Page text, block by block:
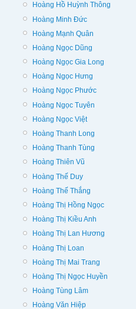
Hoàng Hồ Huỳnh Thông
Hoàng Minh Đức
Hoàng Mạnh Quân
Hoàng Ngọc Dũng
Hoàng Ngọc Gia Long
Hoàng Ngọc Hưng
Hoàng Ngọc Phước
Hoàng Ngọc Tuyên
Hoàng Ngọc Việt
Hoàng Thanh Long
Hoàng Thanh Tùng
Hoàng Thiên Vũ
Hoàng Thế Duy
Hoàng Thế Thắng
Hoàng Thị Hồng Ngọc
Hoàng Thị Kiều Anh
Hoàng Thị Lan Hương
Hoàng Thị Loan
Hoàng Thị Mai Trang
Hoàng Thị Ngọc Huyền
Hoàng Tùng Lâm
Hoàng Văn Hiệp